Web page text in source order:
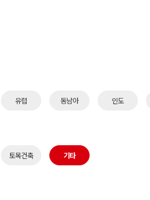
유럽 동남아 인도
토목건축 기타